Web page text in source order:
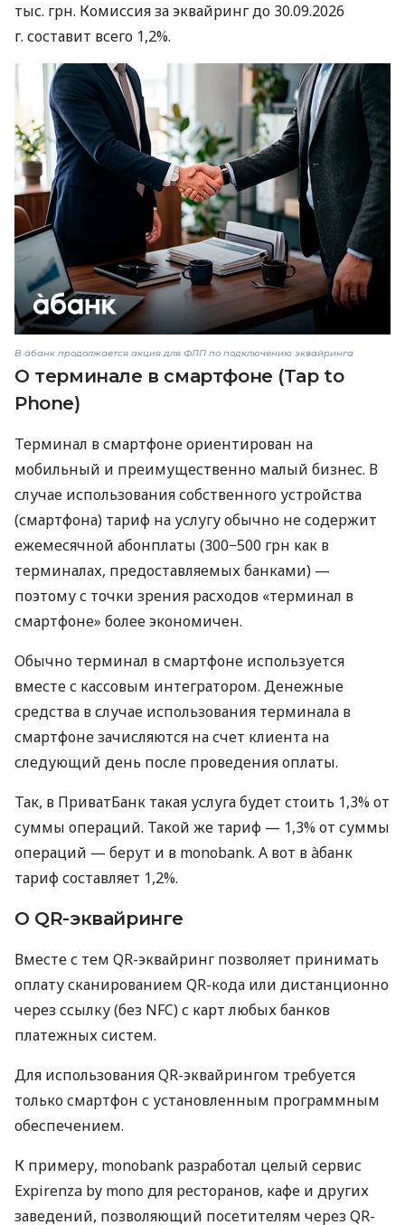
тыс. грн. Комиссия за эквайринг до 30.09.2026
г. составит всего 1,2%.
В àбанк продолжается акция для ФЛП по подключению эквайринга
О терминале в смартфоне (Tap to
Phone)
Терминал в смартфоне ориентирован на
мобильный и преимущественно малый бизнес. В
случае использования собственного устройства
(смартфона) тариф на услугу обычно не содержит
ежемесячной абонплаты (300−500 грн как в
терминалах, предоставляемых банками) —
поэтому с точки зрения расходов «терминал в
смартфоне» более экономичен.
Обычно терминал в смартфоне используется
вместе с кассовым интегратором. Денежные
средства в случае использования терминала в
смартфоне зачисляются на счет клиента на
следующий день после проведения оплаты.
Так, в ПриватБанк такая услуга будет стоить 1,3% от
суммы операций. Такой же тариф — 1,3% от суммы
операций — берут и в monobank. А вот в àбанк
тариф составляет 1,2%.
О QR-эквайринге
Вместе с тем QR-эквайринг позволяет принимать
оплату сканированием QR-кода или дистанционно
через ссылку (без NFC) с карт любых банков
платежных систем.
Для использования QR-эквайрингом требуется
только смартфон с установленным программным
обеспечением.
К примеру, monobank разработал целый сервис
Expirenza by mono для ресторанов, кафе и других
заведений, позволяющий посетителям через QR-